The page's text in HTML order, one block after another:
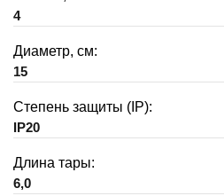
4
Диаметр, см:
15
Степень защиты (IP):
IP20
Длина тары:
6,0